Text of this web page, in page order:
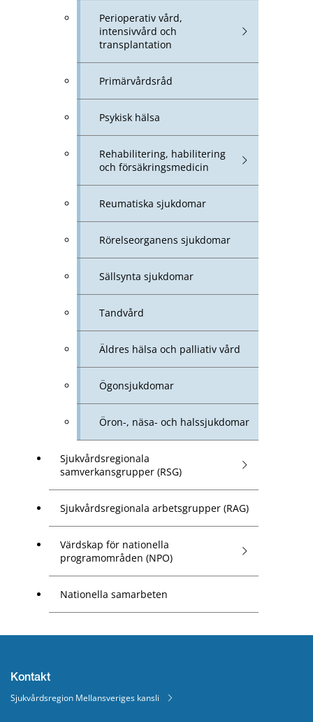
Perioperativ vård,
intensivvård och
transplantation
Primärvårdsråd
Psykisk hälsa
Rehabilitering, habilitering
och försäkringsmedicin
Reumatiska sjukdomar
Rörelseorganens sjukdomar
Sällsynta sjukdomar
Tandvård
Äldres hälsa och palliativ vård
Ögonsjukdomar
Öron-, näsa- och halssjukdomar
Sjukvårdsregionala
samverkansgrupper (RSG)
Sjukvårdsregionala arbetsgrupper (RAG)
Värdskap för nationella
programområden (NPO)
Nationella samarbeten
Kontakt
Sjukvårdsregion Mellansveriges kansli